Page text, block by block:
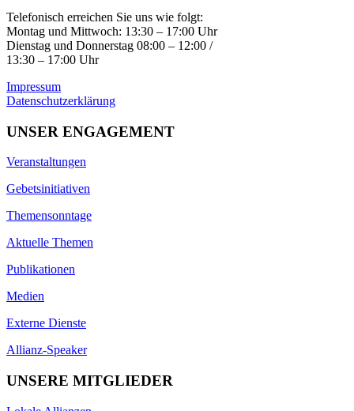
Telefonisch erreichen Sie uns wie folgt:
Montag und Mittwoch: 13:30 – 17:00 Uhr
Dienstag und Donnerstag 08:00 – 12:00 /
13:30 – 17:00 Uhr
Impressum
Datenschutzerklärung
UNSER ENGAGEMENT
Veranstaltungen
Gebetsinitiativen
Themensonntage
Aktuelle Themen
Publikationen
Medien
Externe Dienste
Allianz-Speaker
UNSERE MITGLIEDER